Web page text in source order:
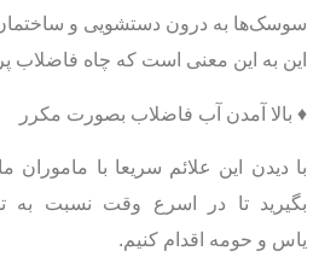
سوسک‌ها به درون دستشویی و
این به این معنی است که چاه فاضلاب
♦ بالا آمدن آب فاضلاب بصورت مکرر
با دیدن این علائم سریعا با
بگیرید تا در اسرع وقت نسبت به
یاس و حومه اقدام کنیم.